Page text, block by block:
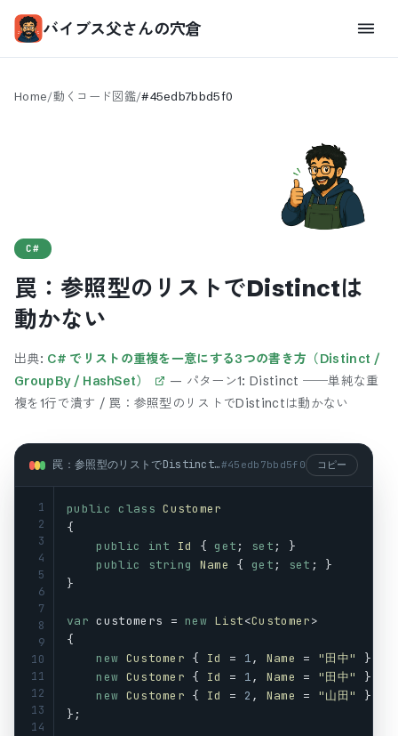
バイブス父さんの穴倉
Home/動くコード図鑑/#45edb7bbd5f0
C#
罠：参照型のリストでDistinctは
動かない
出典: C# でリストの重複を一意にする3つの書き方（Distinct /
GroupBy / HashSet）
— パターン1: Distinct ──単純な重
複を1行で潰す / 罠：参照型のリストでDistinctは動かない
罠：参照型のリストでDistinctは動かない (csharp)#45edb7bbd5f0 コピー
1
2
3
4
5
6
7
8
9
10
11
12
13
14
public class Customer
{
public
int Id { get ; set ; }
public
string Name { get ; set ; }
}
var customers = new List<Customer>
{
new Customer { Id = 1, Name = "田中"
},
new Customer { Id = 1, Name = "田中" },
new Customer { Id = 2 , Name = "山田"
},
};